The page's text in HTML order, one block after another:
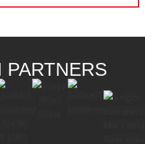
PARTNERS